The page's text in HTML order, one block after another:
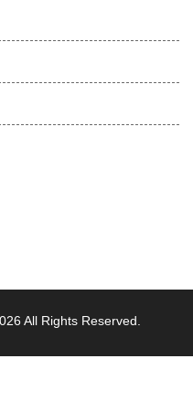
All Rights Reserved.